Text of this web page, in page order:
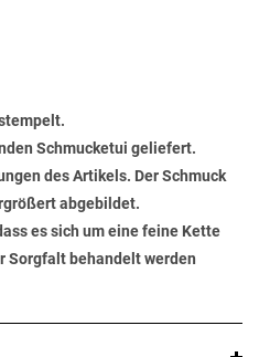
Schmucketui geliefert.
des Artikels. Der Schmuck
abgebildet.
es sich um eine feine Kette
Sorgfalt behandelt werden